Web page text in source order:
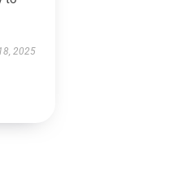
2025